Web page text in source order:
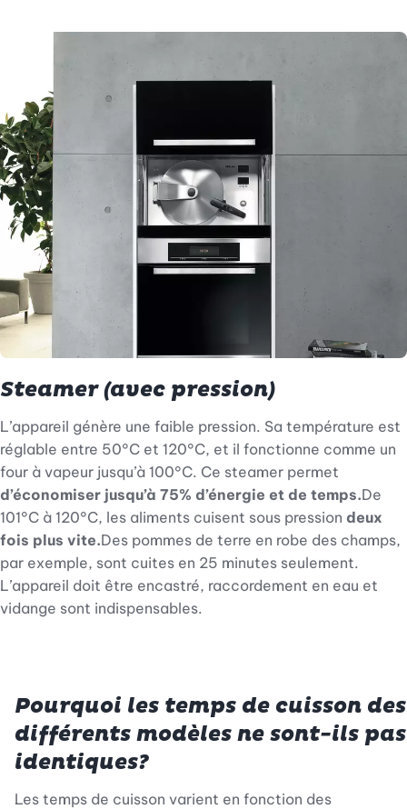
Steamer (avec pression)
L’appareil génère une faible pression. Sa température est
réglable entre 50°C et 120°C, et il fonctionne comme un
four à vapeur jusqu’à 100°C. Ce steamer permet
d’économiser jusqu’à 75% d’énergie et de temps.De
101°C à 120°C, les aliments cuisent sous pression deux
fois plus vite.Des pommes de terre en robe des champs,
par exemple, sont cuites en 25 minutes seulement.
L’appareil doit être encastré, raccordement en eau et
vidange sont indispensables.
Pourquoi les temps de cuisson des
différents modèles ne sont-ils pas
identiques?
Les temps de cuisson varient en fonction des